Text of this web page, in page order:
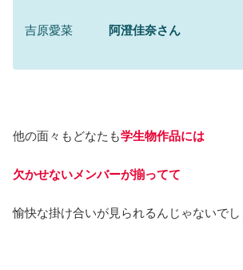
吉原愛菜 阿澄佳奈さん
他の面々もどなたも学生物作品には
欠かせないメンバーが揃ってて
愉快な掛け合いが見られるんじゃないでし